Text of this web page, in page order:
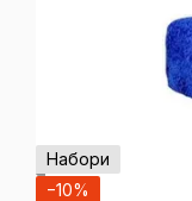
Набори
−10%